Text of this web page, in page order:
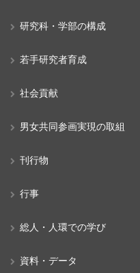
研究科・学部の構成
若手研究者育成
社会貢献
男女共同参画実現の取組
刊行物
行事
総人・人環での学び
資料・データ